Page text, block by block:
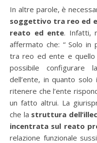
In altre parole, è
soggettivo tra reo ed
reato ed ente. Infatti,
affermato che: “ Solo in
tra reo ed ente e
possibile configurare
dell’ente, in quanto
ritenere che l’ente
un fatto altrui. La
che la struttura
incentrata sul reato
relazione funzionale